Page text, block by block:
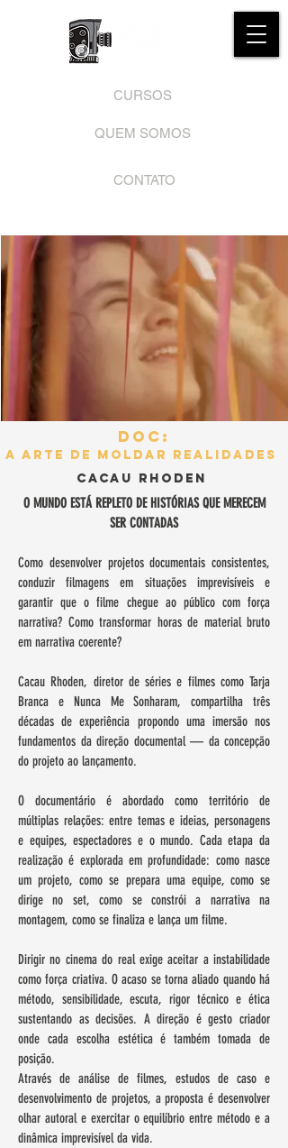
QUEM SOMOS
CURSOS
CONTATO
DOC:
A Arte de Moldar Realidades
Cacau Rhoden
O MUNDO ESTÁ REPLETO DE HISTÓRIAS QUE MERECEM
SER CONTADAS
Como desenvolver projetos documentais consistentes,
conduzir filmagens em situações imprevisíveis e
garantir que o filme chegue ao público com força
narrativa? Como transformar horas de material bruto
em narrativa coerente?
Cacau Rhoden, diretor de séries e filmes como Tarja
Branca e Nunca Me Sonharam, compartilha três
décadas de experiência propondo uma imersão nos
fundamentos da direção documental — da concepção
do projeto ao lançamento.
O documentário é abordado como território de
múltiplas relações: entre temas e ideias, personagens
e equipes, espectadores e o mundo. Cada etapa da
realização é explorada em profundidade: como nasce
um projeto, como se prepara uma equipe, como se
dirige no set, como se constrói a narrativa na
montagem, como se finaliza e lança um filme.
Dirigir no cinema do real exige aceitar a instabilidade
como força criativa. O acaso se torna aliado quando há
método, sensibilidade, escuta, rigor técnico e ética
sustentando as decisões. A direção é gesto criador
onde cada escolha estética é também tomada de
posição.
Através de análise de filmes, estudos de caso e
desenvolvimento de projetos, a proposta é desenvolver
olhar autoral e exercitar o equilíbrio entre método e a
dinâmica imprevisível da vida.